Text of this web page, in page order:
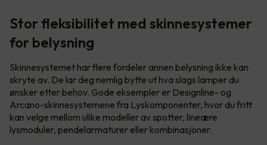
Stor fleksibilitet med skinnesystemer
for belysning
Skinnesystemet har flere fordeler annen belysning ikke kan
skryte av. De lar deg nemlig bytte ut hva slags lamper du
ønsker etter behov. Gode eksempler er Designline- og
Arcano-skinnesystemene fra Lyskomponenter, hvor du fritt
kan velge mellom ulike modeller av spotter, lineære
lysmoduler, pendelarmaturer eller kombinasjoner.